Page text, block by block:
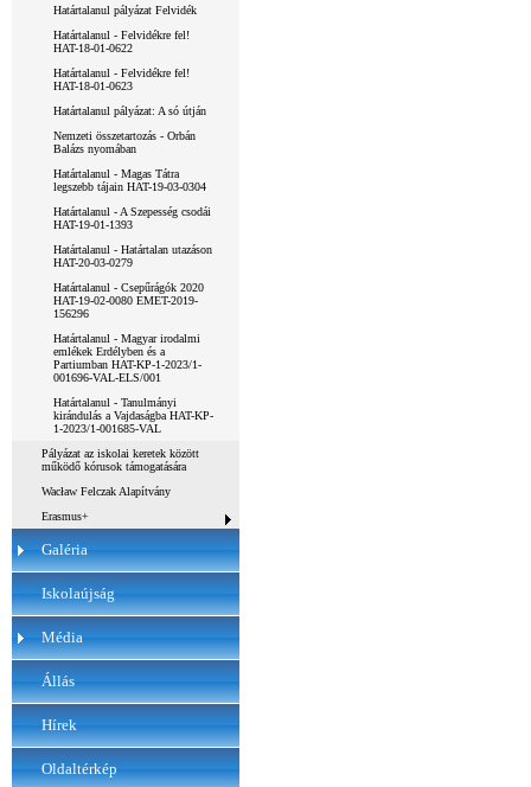
Határtalanul pályázat Felvidék
Határtalanul - Felvidékre fel!
HAT-18-01-0622
Határtalanul - Felvidékre fel!
HAT-18-01-0623
Határtalanul pályázat: A só útján
Nemzeti összetartozás - Orbán
Balázs nyomában
Határtalanul - Magas Tátra
legszebb tájain HAT-19-03-0304
Határtalanul - A Szepesség csodái
HAT-19-01-1393
Határtalanul - Határtalan utazáson
HAT-20-03-0279
Határtalanul - Csepűrágók 2020
HAT-19-02-0080 EMET-2019-
156296
Határtalanul - Magyar irodalmi
emlékek Erdélyben és a
Partiumban HAT-KP-1-2023/1-
001696-VAL-ELS/001
Határtalanul - Tanulmányi
kirándulás a Vajdaságba HAT-KP-
1-2023/1-001685-VAL
Pályázat az iskolai keretek között
működő kórusok támogatására
Wacław Felczak Alapítvány
Erasmus+
Galéria
Iskolaújság
Média
Állás
Hírek
Oldaltérkép